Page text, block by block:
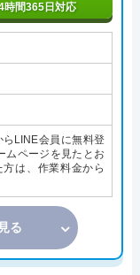
時間365日対応
LINE会員に無料登
ムページを見たとお
は、作業料金から
る